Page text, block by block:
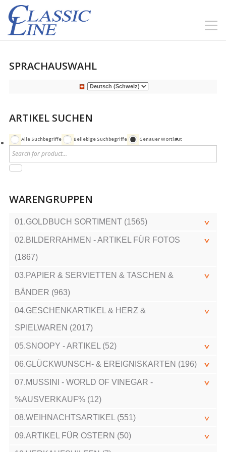
SPRACHAUSWAHL
ARTIKEL SUCHEN
Alle Suchbegriffe Beliebige Suchbegriffe Genauer Wortlaut
WARENGRUPPEN
01.GOLDBUCH SORTIMENT (1565)
02.BILDERRAHMEN - ARTIKEL FÜR FOTOS
(1867)
03.PAPIER & SERVIETTEN & TASCHEN &
BÄNDER (963)
04.GESCHENKARTIKEL & HERZ &
SPIELWAREN (2017)
05.SNOOPY - ARTIKEL (52)
06.GLÜCKWUNSCH- & EREIGNISKARTEN (196)
07.MUSSINI - WORLD OF VINEGAR -
%AUSVERKAUF% (12)
08.WEIHNACHTSARTIKEL (551)
09.ARTIKEL FÜR OSTERN (50)